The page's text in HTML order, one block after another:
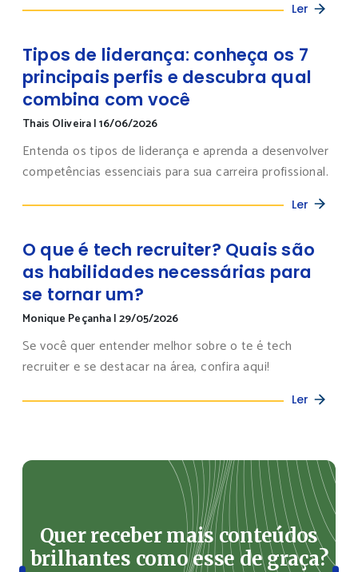
Ler
Tipos de liderança: conheça os 7
principais perfis e descubra qual
combina com você
Thais Oliveira|16/06/2026
Entenda os tipos de liderança e aprenda a desenvolver
competências essenciais para sua carreira profissional.
Ler
O que é tech recruiter? Quais são
as habilidades necessárias para
se tornar um?
Monique Peçanha|29/05/2026
Se você quer entender melhor sobre o te é tech
recruiter e se destacar na área, confira aqui!
Ler
Quer receber mais conteúdos
brilhantes como esse de graça?